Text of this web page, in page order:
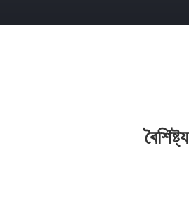
বৈশিষ্ট্য